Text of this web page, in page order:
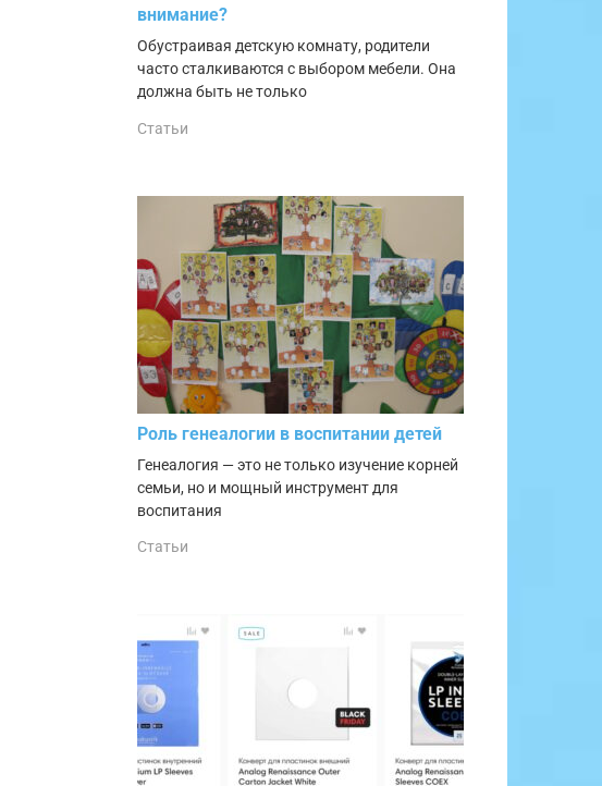
внимание?
Обустраивая детскую комнату, родители
часто сталкиваются с выбором мебели. Она
должна быть не только
Статьи
Роль генеалогии в воспитании детей
Генеалогия — это не только изучение корней
семьи, но и мощный инструмент для
воспитания
Статьи